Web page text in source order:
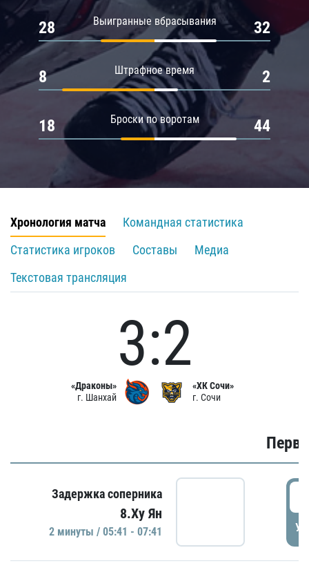
Выигранные вбрасывания
28 32
Штрафное время
8 2
Броски по воротам
18 44
Хронология матча
Командная статистика
Статистика игроков
Составы
Медиа
Текстовая трансляция
«Драконы»
г. Шанхай
3:2
«ХК Сочи»
г. Сочи
Задержка соперника
8.Ху Ян
2 минуты / 05:41 - 07:41